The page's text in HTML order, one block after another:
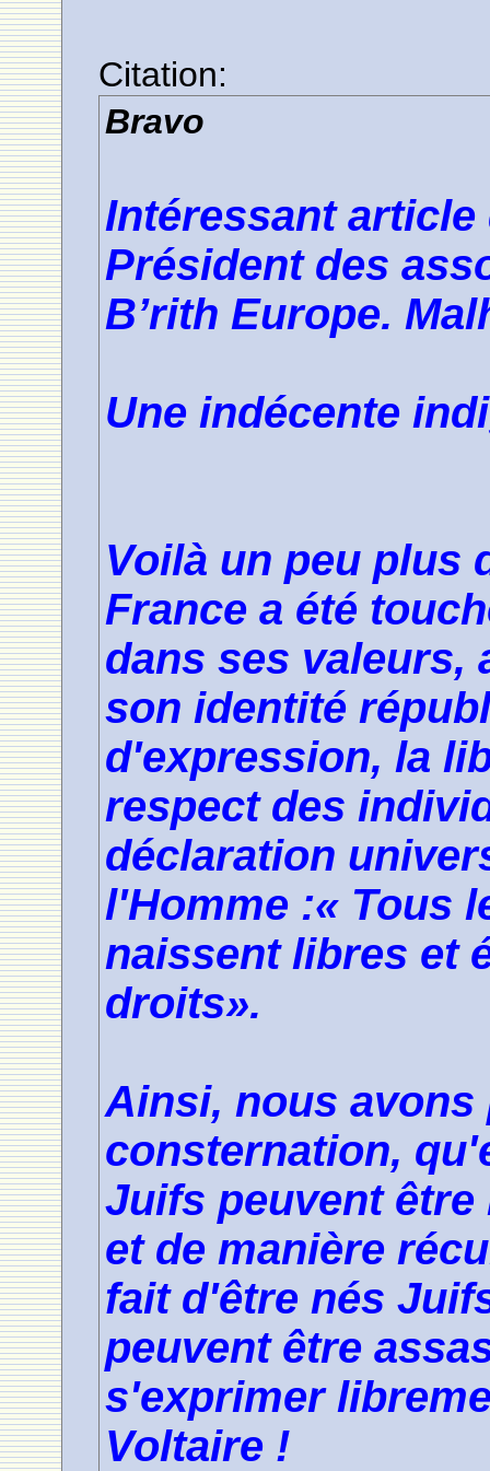
Citation:
Bravo
Intéressant
Président des
B’rith Europe.
Une indécente
Voilà un peu plus
France a été
dans ses valeurs,
son identité
d'expression, la
respect des
déclaration
l'Homme :« Tous
naissent libres et
droits».
Ainsi, nous avons
consternation,
Juifs peuvent
et de manière
fait d'être nés
peuvent être
s'exprimer
Voltaire !